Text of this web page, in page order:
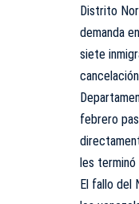
Distrito
demanda
siete
febrero
les terminó
El fallo del